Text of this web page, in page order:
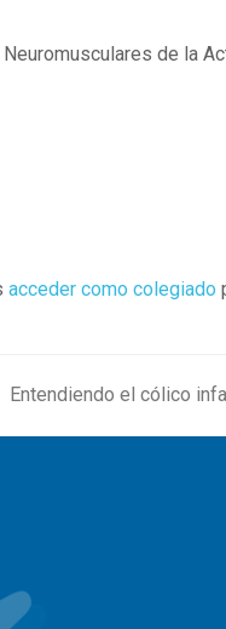
de la
acceder como colegiado
next
post:
Entendiendo el cólico